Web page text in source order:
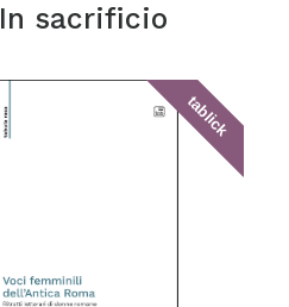
In sacrificio
tablick